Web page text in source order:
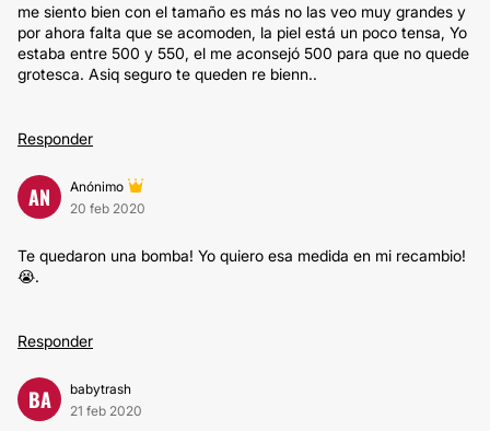
me siento bien con el tamaño es más no las veo muy grandes y
por ahora falta que se acomoden, la piel está un poco tensa, Yo
estaba entre 500 y 550, el me aconsejó 500 para que no quede
grotesca. Asiq seguro te queden re bienn..
Responder
AN
Anónimo
20 feb 2020
Te quedaron una bomba! Yo quiero esa medida en mi recambio!
😭.
Responder
BA
babytrash
21 feb 2020